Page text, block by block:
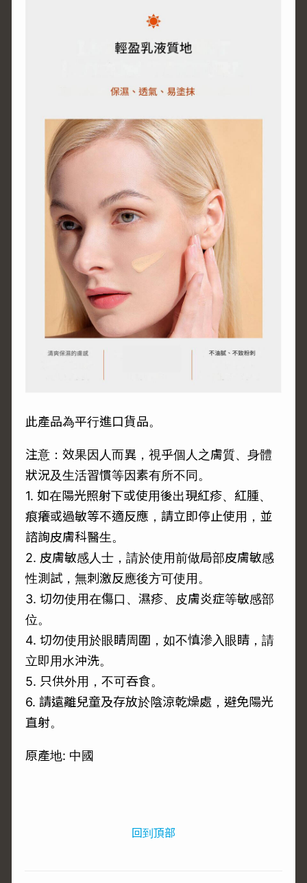
此產品為平行進口貨品。
注意：效果因人而異，視乎個人之膚質、身體
狀況及生活習慣等因素有所不同。
1. 如在陽光照射下或使用後出現紅疹、紅腫、
痕癢或過敏等不適反應，請立即停止使用，並
諮詢皮膚科醫生。
2. 皮膚敏感人士，請於使用前做局部皮膚敏感
性測試，無刺激反應後方可使用。
3. 切勿使用在傷口、濕疹、皮膚炎症等敏感部
位。
4. 切勿使用於眼睛周圍，如不慎滲入眼睛，請
立即用水沖洗。
5. 只供外用，不可吞食。
6. 請遠離兒童及存放於陰涼乾燥處，避免陽光
直射。
原產地: 中國
回到頂部